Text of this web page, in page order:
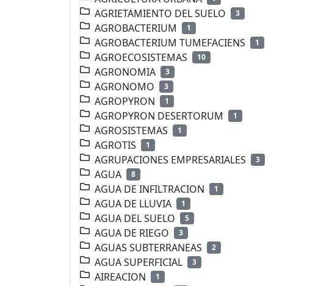
AGRIETAMIENTO DEL SUELO 3
AGROBACTERIUM 1
AGROBACTERIUM TUMEFACIENS 1
AGROECOSISTEMAS 10
AGRONOMIA 3
AGRONOMO 3
AGROPYRON 1
AGROPYRON DESERTORUM 1
AGROSISTEMAS 1
AGROTIS 1
AGRUPACIONES EMPRESARIALES 3
AGUA 8
AGUA DE INFILTRACION 1
AGUA DE LLUVIA 1
AGUA DEL SUELO 5
AGUA DE RIEGO 3
AGUAS SUBTERRANEAS 2
AGUA SUPERFICIAL 3
AIREACION 1